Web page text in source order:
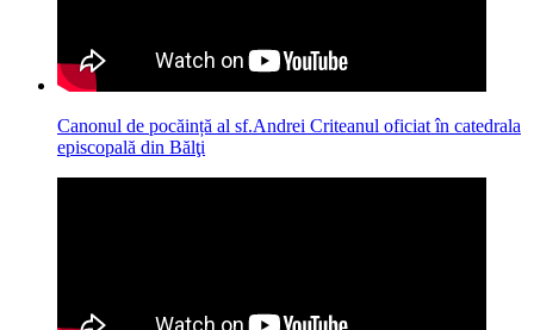
Canonul de pocăință al sf.Andrei Criteanul oficiat în catedrala
episcopală din Bălţi